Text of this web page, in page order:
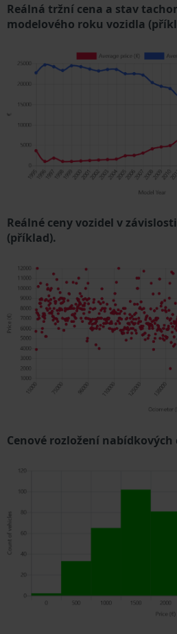
Reálná tržní cena a stav
modelového roku vozidla
Reálné ceny vozidel v
(příklad).
Cenové rozložení nabídkových